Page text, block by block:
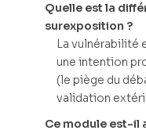
Quelle est la
surexposition ?
La vulnérabilité
une intention
(le piège du
validation
Ce module est-il